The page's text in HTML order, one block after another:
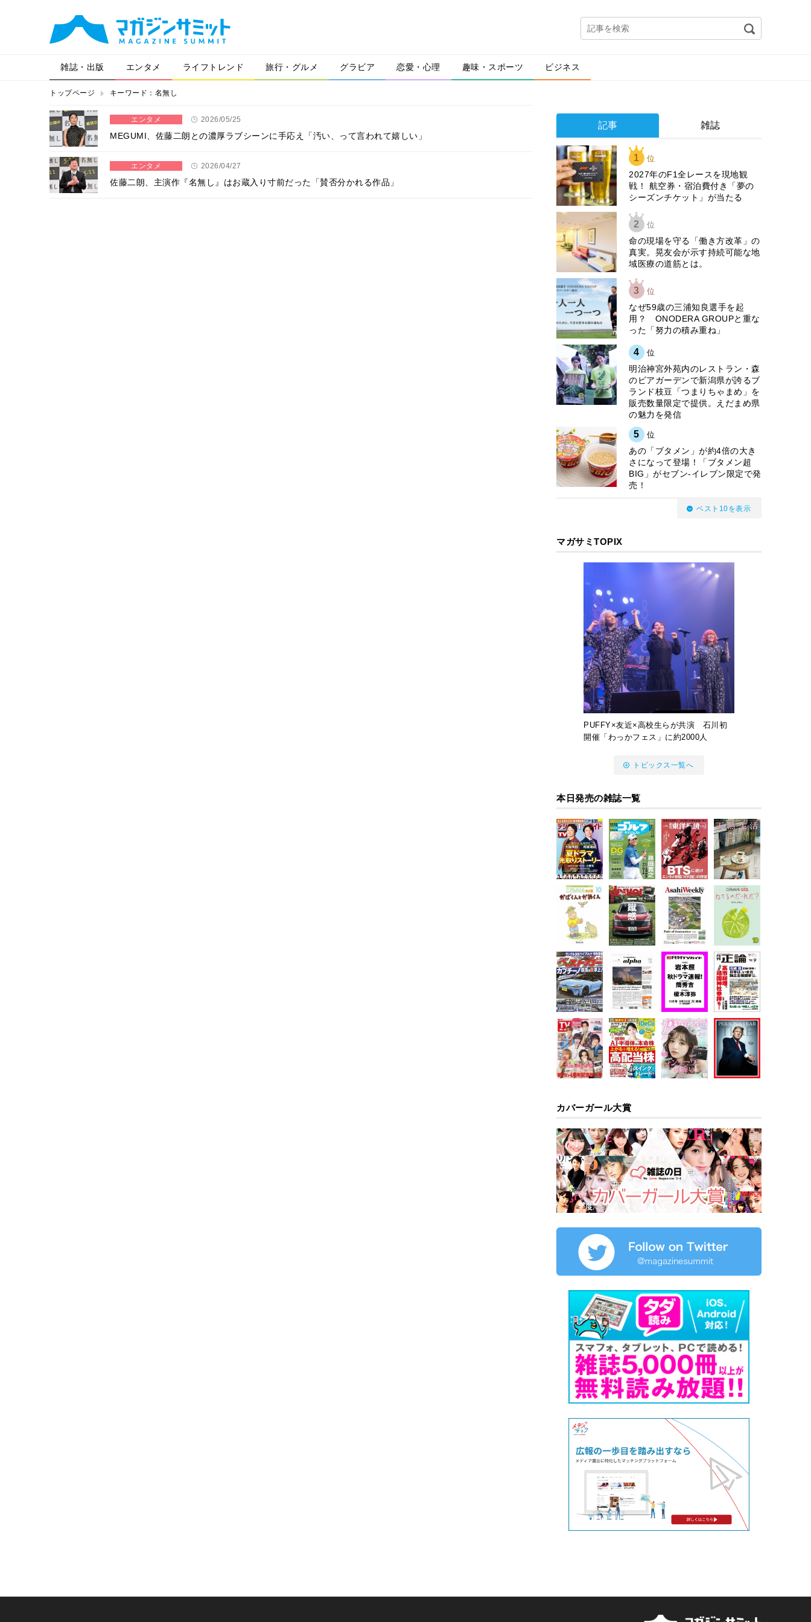
雑誌・出版 エンタメ ライフトレンド 旅行・グルメ グラビア 恋愛・心理 趣味・スポーツ ビジネス
トップページ キーワード：名無し
エンタメ 2026/05/25
MEGUMI、佐藤二朗との濃厚ラブシーンに手応え「汚い、って言われて嬉しい」
エンタメ 2026/04/27
佐藤二朗、主演作『名無し』はお蔵入り寸前だった「賛否分かれる作品」
記事 雑誌
1 位
2027年のF1全レースを現地観
戦！ 航空券・宿泊費付き「夢の
シーズンチケット」が当たる
2 位
​命の現場を守る「働き方改革」の
真実。晃友会が示す持続可能な地
域医療の道筋とは。
3 位
なぜ59歳の三浦知良選手を起
用？ ONODERA GROUPと重な
った「努力の積み重ね」
4 位
明治神宮外苑内のレストラン・森
のビアガーデンで新潟県が誇るブ
ランド枝豆「つまりちゃまめ」を
販売数量限定で提供。えだまめ県
の魅力を発信
5 位
あの「ブタメン」が約4倍の大き
さになって登場！「ブタメン超
BIG」がセブン‐イレブン限定で発
売！
ベスト10を表示
マガサミTOPIX
PUFFY×友近×高校生らが共演 石川初
開催「わっかフェス」に約2000人
トピックス一覧へ
本日発売の雑誌一覧
カバーガール大賞